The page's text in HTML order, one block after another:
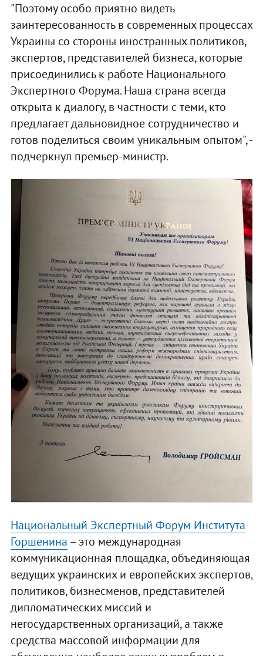
"Поэтому особо приятно видеть
заинтересованность в современных процессах
Украины со стороны иностранных политиков,
экспертов, представителей бизнеса, которые
присоединились к работе Национального
Экспертного Форума. Наша страна всегда
открыта к диалогу, в частности с теми, кто
предлагает дальновидное сотрудничество и
готов поделиться своим уникальным опытом", -
подчеркнул премьер-министр.
Национальный Экспертный Форум Института
Горшенина – это международная
коммуникационная площадка, объединяющая
ведущих украинских и европейских экспертов,
политиков, бизнесменов, представителей
дипломатических миссий и
негосударственных организаций, а также
средства массовой информации для